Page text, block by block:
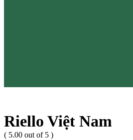
Riello Việt Nam
( 5.00 out of 5 )